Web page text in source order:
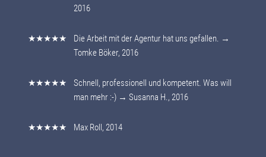
2016
★★★★★
Die Arbeit mit der Agentur hat uns gefallen. →
Tomke Böker, 2016
★★★★★
Schnell, professionell und kompetent. Was will
man mehr :-) → Susanna H., 2016
★★★★★ Max Roll, 2014